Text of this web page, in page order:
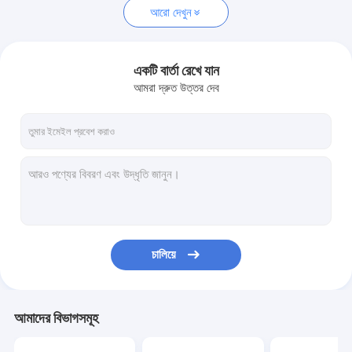
আরো দেখুন
একটি বার্তা রেখে যান
আমরা দ্রুত উত্তর দেব
চালিয়ে
আমাদের বিভাগসমূহ